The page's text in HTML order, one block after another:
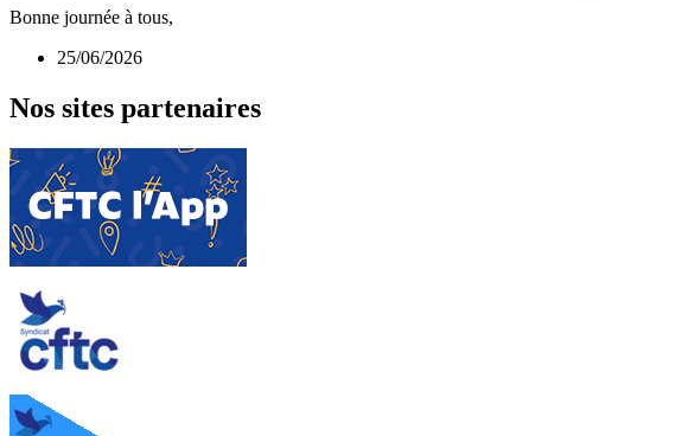
Bonne journée à tous,
25/06/2026
Nos sites partenaires